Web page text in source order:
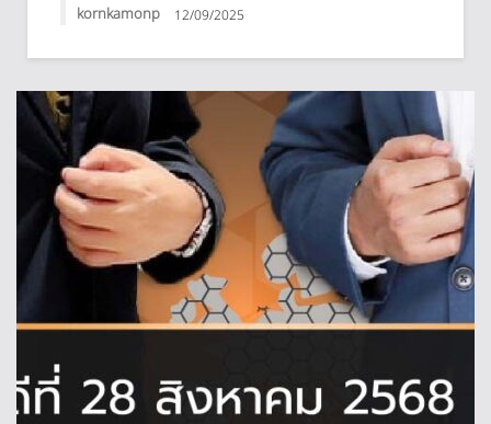
kornkamonp 12/09/2025